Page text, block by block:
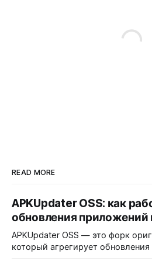
READ MORE
APKUpdater OSS: как
обновления приложений
APKUpdater OSS — это форк
который агрегирует